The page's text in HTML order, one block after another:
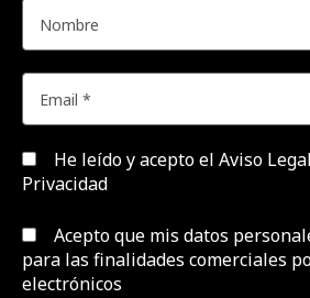
He leído y acepto el Aviso
Privacidad
Acepto que mis datos
para las finalidades comerciales
electrónicos